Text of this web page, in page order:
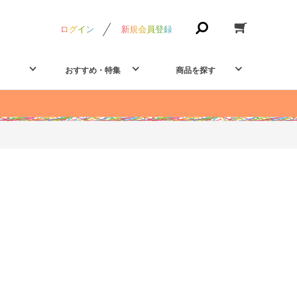
ログイン 新規会員登録
おすすめ・特集 商品を探す